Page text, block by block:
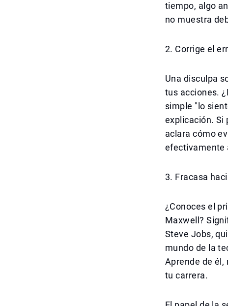
tiempo, algo
no muestra
2. Corrige el
Una disculpa
tus acciones.
simple "lo
explicación. Si
aclara cómo
efectivamente
3. Fracasa
¿Conoces el
Maxwell?
Steve Jobs,
mundo de la
Aprende de
tu carrera.